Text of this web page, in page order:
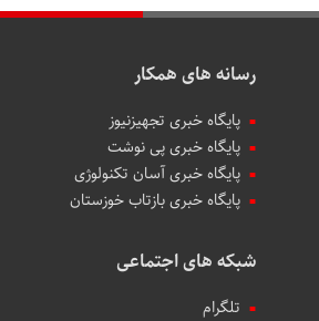
رسانه های همکار
پایگاه خبری تجهیزنیوز
پایگاه خبری پی نوشت
پایگاه خبری آسان تکنولوژی
پایگاه خبری بازتاب خوزستان
شبکه های اجتماعی
تلگرام